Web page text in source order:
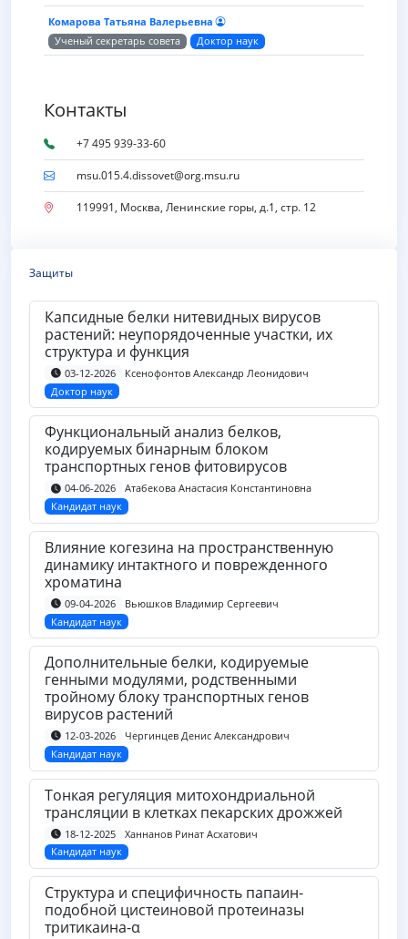
Комарова Татьяна Валерьевна
Ученый секретарь совета
Доктор наук
Контакты
+7 495 939-33-60
msu.015.4.dissovet@org.msu.ru
119991, Москва, Ленинские горы, д.1, стр. 12
Защиты
Капсидные белки нитевидных вирусов
растений: неупорядоченные участки, их
структура и функция
03-12-2026
Ксенофонтов Александр Леонидович
Доктор наук
Функциональный анализ белков,
кодируемых бинарным блоком
транспортных генов фитовирусов
04-06-2026
Атабекова Анастасия Константиновна
Кандидат наук
Влияние когезина на пространственную
динамику интактного и поврежденного
хроматина
09-04-2026
Вьюшков Владимир Сергеевич
Кандидат наук
Дополнительные белки, кодируемые
генными модулями, родственными
тройному блоку транспортных генов
вирусов растений
12-03-2026
Чергинцев Денис Александрович
Кандидат наук
Тонкая регуляция митохондриальной
трансляции в клетках пекарских дрожжей
18-12-2025
Ханнанов Ринат Асхатович
Кандидат наук
Структура и специфичность папаин-
подобной цистеиновой протеиназы
тритикаина-α